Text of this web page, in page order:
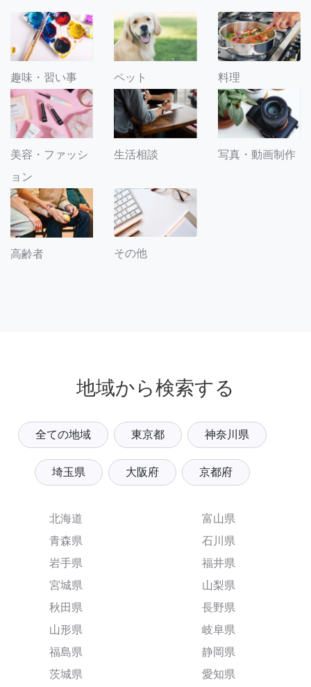
趣味・習い事 ペット 料理
美容・ファッシ
ョン
生活相談 写真・動画制作
高齢者 その他
地域から検索する
全ての地域 東京都 神奈川県
埼玉県 大阪府 京都府
北海道
青森県
岩手県
宮城県
秋田県
山形県
福島県
茨城県
富山県
石川県
福井県
山梨県
長野県
岐阜県
静岡県
愛知県